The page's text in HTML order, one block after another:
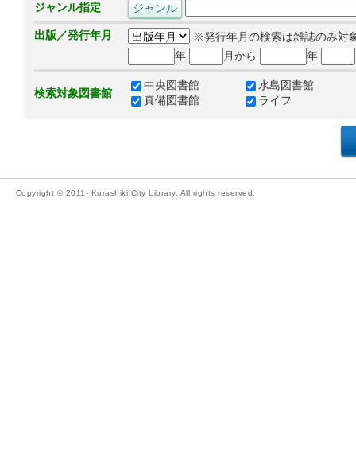
ジャンル指定
出版／発行年月
※発行年月の検索は雑誌のみ対
年
月から 年
検索対象図書館
中央図書館
水島図書館
真備図書館
ライフ
Copyright © 2011- Kurashiki City Library. All rights reserved.